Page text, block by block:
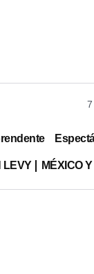
7
LEVY MÉXICO